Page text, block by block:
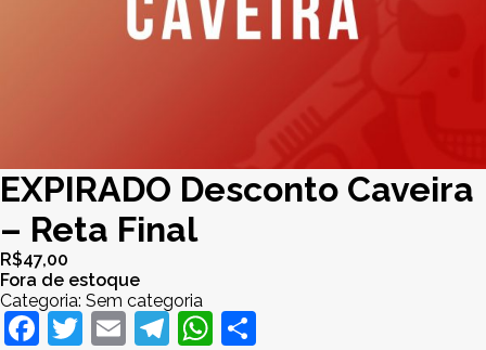
EXPIRADO Desconto Caveira
– Reta Final
R$47,00
Fora de estoque
Categoria: Sem categoria
Facebook
Twitter
EmailTelegram
WhatsApp